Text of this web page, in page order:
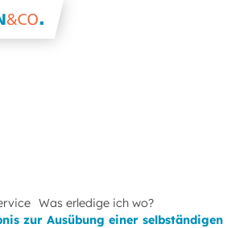
Was erledige ich wo?
zur Ausübung einer selbständigen